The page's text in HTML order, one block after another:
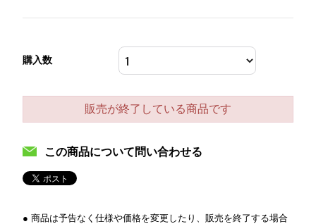
購入数
販売が終了している商品です
この商品について問い合わせる
● 商品は予告なく仕様や価格を変更したり、販売を終了する場合